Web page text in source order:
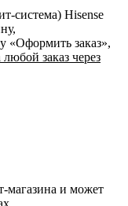
система) Hisense
«Оформить заказ»,
любой заказ через
магазина и может